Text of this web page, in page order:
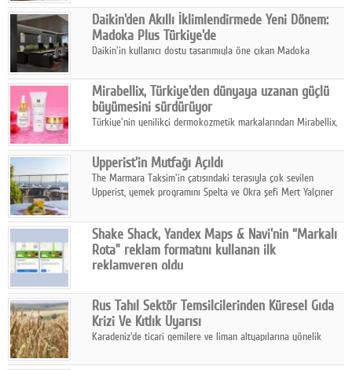
ıhlamur gibi içeceklerde tercih ettiğini ortaya koyuyor.
Daikin'den Akıllı İklimlendirmede Yeni Dönem:
Madoka Plus Türkiye'de
Daikin'in kullanıcı dostu tasarımıyla öne çıkan Madoka
kontrol ünitesi Madoka Plus Türkiye'de satışa sunuldu.
Mirabellix, Türkiye'den dünyaya uzanan güçlü
büyümesini sürdürüyor
Türkiye'nin yenilikçi dermokozmetik markalarından Mirabellix,
ürünleriyle hem yurt içinde hem de uluslararası pazarlarda
büyümesini sürdürüyor.
Upperist'in Mutfağı Açıldı
The Marmara Taksim'in çatısındaki terasıyla çok sevilen
Upperist, yemek programını Spelta ve Okra şefi Mert Yalçıner
Shake Shack, Yandex Maps & Navi'nin “Markalı
Rota” reklam formatını kullanan ilk
reklamveren oldu
artırmak amacıyla Cereyan Medya ve Yandex Ads iş birliğiyle
Yandex Maps & Navi'nin yeni "Markalı Rota" reklam formatını
kullanan ilk marka oldu.
Rus Tahıl Sektör Temsilcilerinden Küresel Gıda
Krizi Ve Kıtlık Uyarısı
Karadeniz'de ticari gemilere ve liman altyapılarına yönelik
geçirdi.